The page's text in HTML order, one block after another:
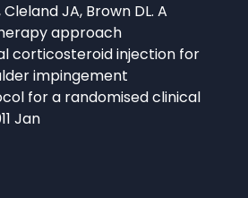
Cleland JA, Brown DL. A
approach
corticosteroid injection for
impingement
for a randomised clinical
Jan